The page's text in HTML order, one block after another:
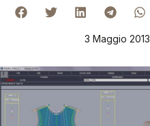
3 Maggio 2013